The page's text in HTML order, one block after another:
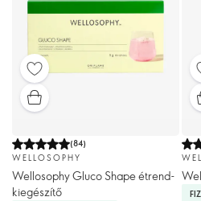
(84)
WELLOSOPHY
Wellosophy Gluco Shape étrend-
kiegészítő